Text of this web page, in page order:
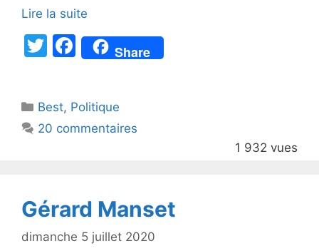
Lire la suite
T
er
F
a
e
b
k
Share
Catégories
Best, Politique
20 commentaires
1 932 vues
Gérard Manset
dimanche 5 juillet 2020